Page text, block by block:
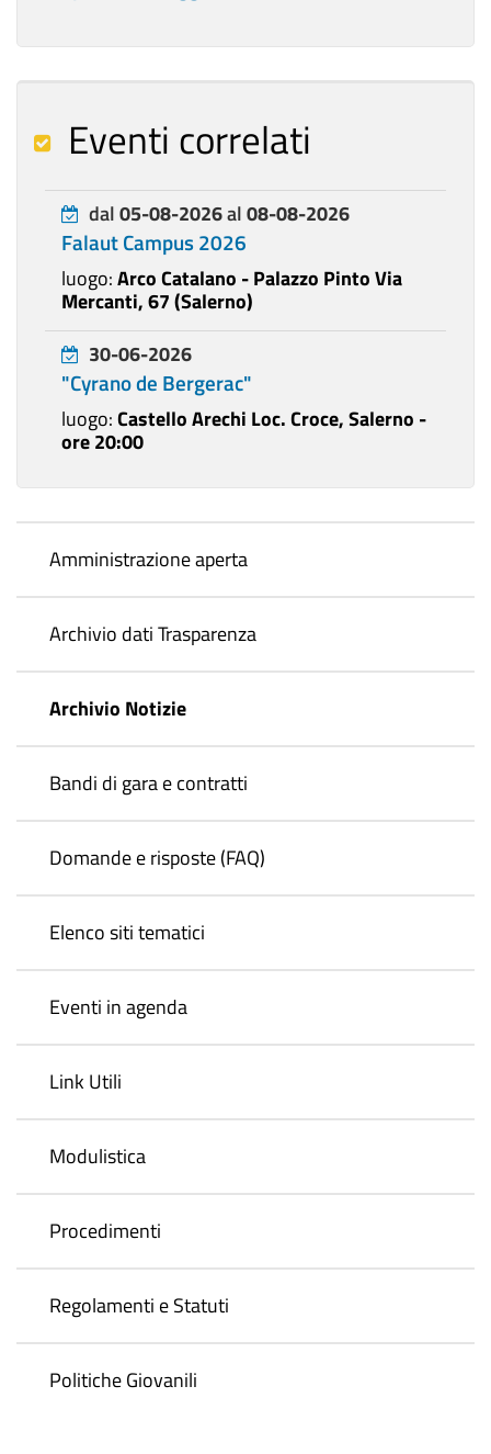
Eventi correlati
dal05-08-2026al08-08-2026
Falaut Campus 2026
luogo:Arco Catalano - Palazzo Pinto Via
Mercanti, 67 (Salerno)
30-06-2026
"Cyrano de Bergerac"
luogo:Castello Arechi Loc. Croce, Salerno -
ore 20:00
Amministrazione aperta
Archivio dati Trasparenza
Archivio Notizie
Bandi di gara e contratti
Domande e risposte (FAQ)
Elenco siti tematici
Eventi in agenda
Link Utili
Modulistica
Procedimenti
Regolamenti e Statuti
Politiche Giovanili